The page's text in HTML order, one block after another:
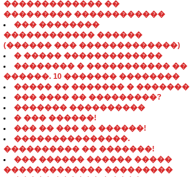
������������� ��
��������� ������������
��� ��������
������������ ������
(������ ��� �������������)
� ����� �������������
�������� � ����������� ��
������. 10 ������� ��������
����� �� ������� � �������
��� ���� �� ���������?
������� ����������
� ��� ������!
��� �� ��� �� ������!
���������������.
���������� �� �������!
��� ������ ������ �����
������������� ���������